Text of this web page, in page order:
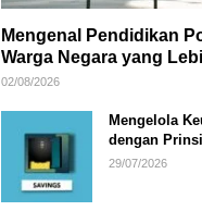
Mengenal Pendidikan
Warga Negara yang
02/08/2026
Mengelola
dengan
Finansial
29/07/2026